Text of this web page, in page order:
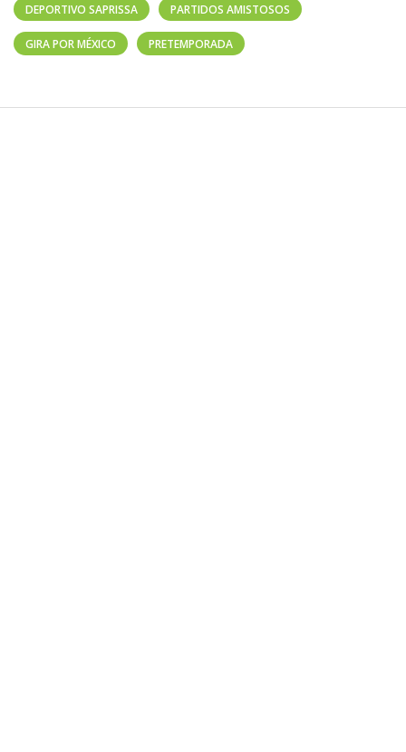
DEPORTIVO SAPRISSA PARTIDOS AMISTOSOS
GIRA POR MÉXICO PRETEMPORADA